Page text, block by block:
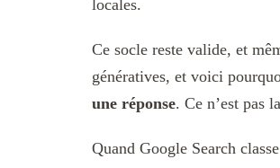
locales.
Ce socle reste valide, et
génératives, et voici
une réponse. Ce n’est pas
Quand Google Search